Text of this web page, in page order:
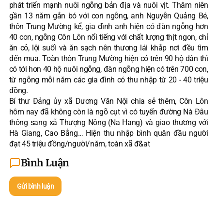
phát triển mạnh nuôi ngỗng bản địa và nuôi vịt. Thâm niên
gần 13 năm gắn bó với con ngỗng, anh Nguyễn Quảng Bé,
thôn Trung Mường kể, gia đình anh hiện có đàn ngỗng hơn
40 con, ngỗng Côn Lôn nổi tiếng với chất lượng thịt ngon, chỉ
ăn cỏ, lội suối và ăn sạch nên thương lái khắp nơi đều tìm
đến mua. Toàn thôn Trung Mường hiện có trên 90 hộ dân thì
có tới hơn 40 hộ nuôi ngỗng, đàn ngỗng hiện có trên 700 con,
từ ngỗng mỗi năm các gia đình có thu nhập từ 20 - 40 triệu
đồng.
Bí thư Đảng ủy xã Dương Văn Nội chia sẻ thêm, Côn Lôn
hôm nay đã không còn là ngõ cụt vì có tuyến đường Nà Đâu
thông sang xã Thượng Nông (Na Hang) và giao thương với
Hà Giang, Cao Bằng… Hiện thu nhập bình quân đầu người
đạt 45 triệu đồng/người/năm, toàn xã đ&at
Bình Luận
Gửi bình luận